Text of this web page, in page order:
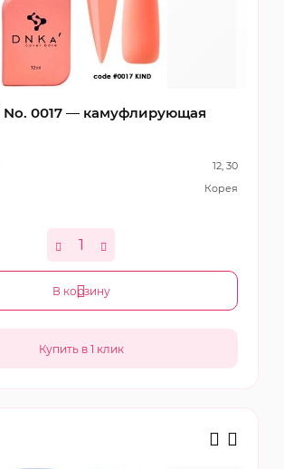
No. 0017 — камуфлирующая
12, 30
Корея
В корзину